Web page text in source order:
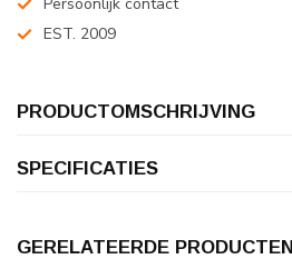
EST. 2009
PRODUCTOMSCHRIJVING
SPECIFICATIES
GERELATEERDE PRODUCTEN